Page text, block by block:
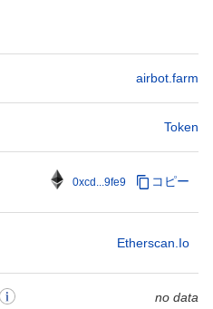
airbot.farm
Token
0xcd...9fe9 コピー
Etherscan.io
no data